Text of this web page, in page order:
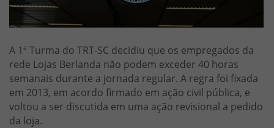
A 1ª Turma do TRT-SC decidiu que os empregados da
rede Lojas Berlanda não podem exceder 40 horas
semanais durante a jornada regular. A regra foi fixada
em 2013, em acordo firmado em ação civil pública, e
voltou a ser discutida em uma ação revisional a pedido
da loja.